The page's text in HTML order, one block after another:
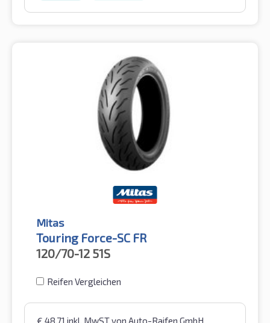
Mitas
Touring Force-SC FR
120/70-12 51S
Reifen Vergleichen
€ 48,71 inkl. MwSTvon Auto-Raifen GmbH